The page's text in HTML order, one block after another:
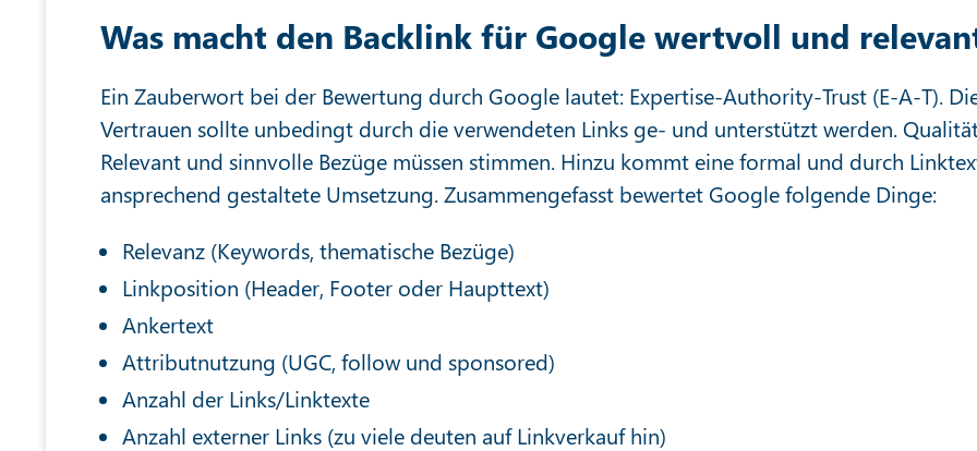
Was macht den Backlink für Google wertvoll und
Ein Zauberwort bei der Bewertung durch Google lautet: Expertise-Authority-Trust (E-A-T).
Vertrauen sollte unbedingt durch die verwendeten Links ge- und unterstützt werden.
Relevant und sinnvolle Bezüge müssen stimmen. Hinzu kommt eine formal und durch
ansprechend gestaltete Umsetzung. Zusammengefasst bewertet Google folgende Dinge:
Relevanz (Keywords, thematische Bezüge)
Linkposition (Header, Footer oder Haupttext)
Ankertext
Attributnutzung (UGC, follow und sponsored)
Anzahl der Links/Linktexte
Anzahl externer Links (zu viele deuten auf Linkverkauf hin)